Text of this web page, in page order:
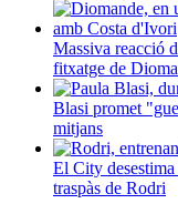
Massiva reacció
fitxatge de
Blasi promet
mitjans
El City
traspàs de Rodri